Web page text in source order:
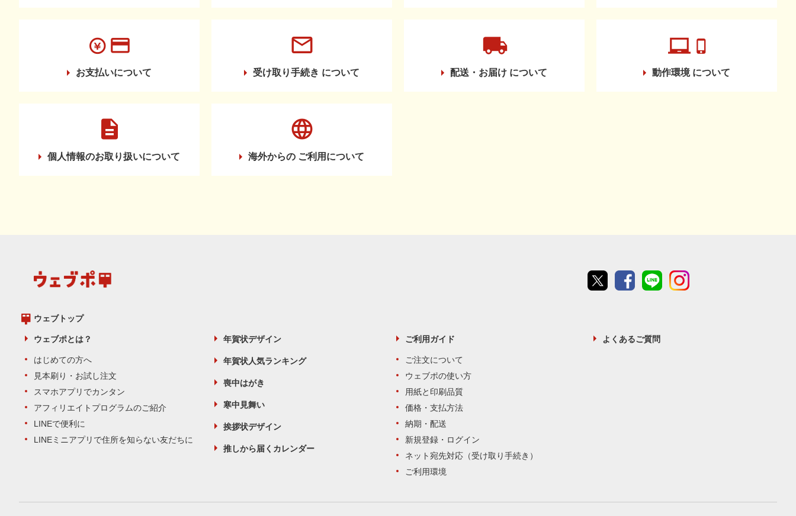
お支払いについて 受け取り手続き について 配送・お届け について 動作環境について
個人情報のお取り扱いについて 海外からの ご利用について
ウェブトップ
ウェブポとは？
はじめての方へ
見本刷り・お試し注文
スマホアプリでカンタン
アフィリエイトプログラムのご紹介
LINEで便利に
LINEミニアプリで住所を知らない友だちに
年賀状デザイン
年賀状人気ランキング
喪中はがき
寒中見舞い
挨拶状デザイン
推しから届くカレンダー
ご利用ガイド
ご注文について
ウェブポの使い方
用紙と印刷品質
価格・支払方法
納期・配送
新規登録・ログイン
ネット宛先対応（受け取り手続き）
ご利用環境
よくあるご質問
Twitter Facebookline